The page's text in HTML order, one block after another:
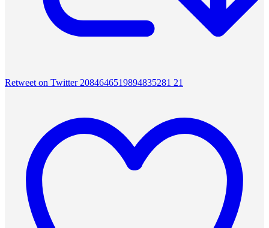
Retweet on Twitter 2084646519894835281 21